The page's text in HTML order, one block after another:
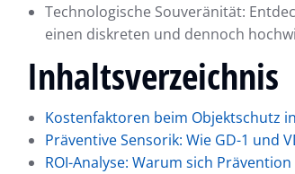
Technologische Souveränität:
einen diskreten und dennoch
Inhaltsverzeichnis
Kostenfaktoren beim Objektschutz
Präventive Sensorik: Wie GD-1 und
ROI-Analyse: Warum sich